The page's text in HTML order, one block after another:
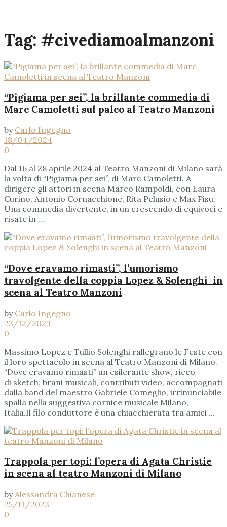
Tag: #civediamoalmanzoni
“Pigiama per sei”, la brillante commedia di
Marc Camoletti sul palco al Teatro Manzoni
by Carlo Ingegno
18/04/2024
0
Dal 16 al 28 aprile 2024 al Teatro Manzoni di Milano sarà
la volta di “Pigiama per sei”, di Marc Camoletti. A
dirigere gli attori in scena Marco Rampoldi, con Laura
Curino, Antonio Cornacchione, Rita Pelusio e Max Pisu.
Una commedia divertente, in un crescendo di equivoci e
risate in ...
“Dove eravamo rimasti”, l’umorismo
travolgente della coppia Lopez & Solenghi in
scena al Teatro Manzoni
by Carlo Ingegno
23/12/2023
0
Massimo Lopez e Tullio Solenghi rallegrano le Feste con
il loro spettacolo in scena al Teatro Manzoni di Milano.
“Dove eravamo rimasti” un esilerante show, ricco
di sketch, brani musicali, contributi video, accompagnati
dalla band del maestro Gabriele Comeglio, irrinunciabile
spalla nella suggestiva cornice musicale Milano,
Italia.Il filo conduttore è una chiacchierata tra amici ...
Trappola per topi: l’opera di Agata Christie
in scena al teatro Manzoni di Milano
by Alessandra Chianese
25/11/2023
0